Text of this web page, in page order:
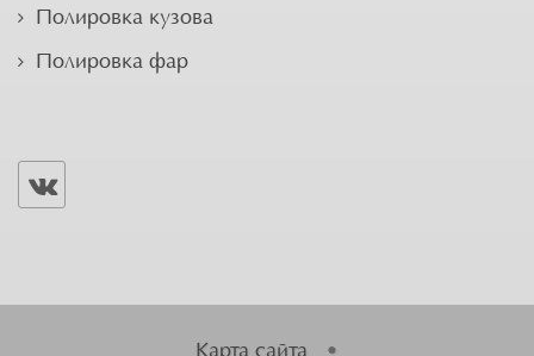
Полировка кузова
Полировка фар
Карта сайта •